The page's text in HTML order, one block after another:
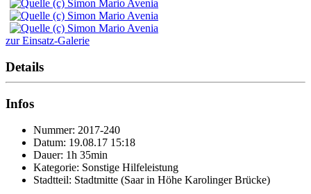
zur Einsatz-Galerie
Details
Infos
Nummer: 2017-240
Datum: 19.08.17 15:18
Dauer: 1h 35min
Kategorie: Sonstige Hilfeleistung
Stadtteil: Stadtmitte (Saar in Höhe Karolinger Brücke)